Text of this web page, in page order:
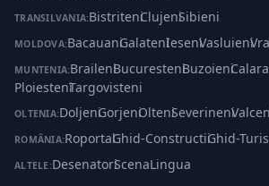
TRANSILVANIA:Bistriteni·Clujeni·Sibieni
MOLDOVA:Bacauani·Galateni·Ieseni·Vasluieni·
MUNTENIA:Braileni·Bucuresteni·Buzoieni·
Ploiesteni·Targovisteni
OLTENIA:Doljeni·Gorjeni·Olteni·Severineni·
ROMÂNIA:Roportal·Ghid-Constructii·Ghid-
ALTELE:Desenatori·ScenaLingua